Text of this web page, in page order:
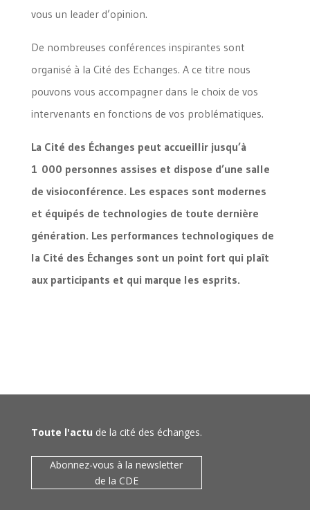
vous un leader d’opinion.
De nombreuses conférences inspirantes sont
organisé à la Cité des Echanges. A ce titre nous
pouvons vous accompagner dans le choix de vos
intervenants en fonctions de vos problématiques.
La Cité des Échanges peut accueillir jusqu’à
1 000 personnes assises et dispose d’une salle
de visioconférence. Les espaces sont modernes
et équipés de technologies de toute dernière
génération. Les performances technologiques de
la Cité des Échanges sont un point fort qui plaît
aux participants et qui marque les esprits.
Toute l'actu de la cité des échanges.
Abonnez-vous à la newsletter
de la CDE